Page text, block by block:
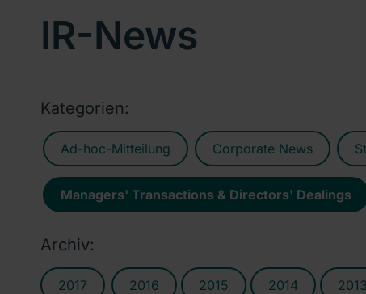
IR-News
Kategorien:
Ad-hoc-Mitteilung Corporate News
Managers' Transactions & Directors' Dealings
Archiv:
2017 2016 2015 2014 2013